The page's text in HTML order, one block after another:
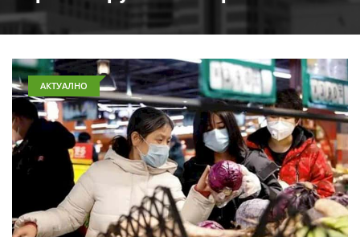
АКТУАЛНО